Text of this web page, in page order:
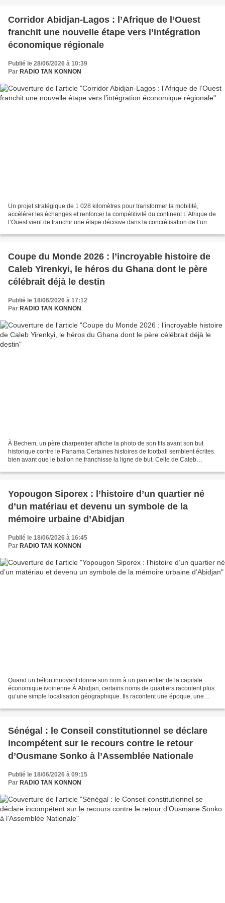
Corridor Abidjan-Lagos : l’Afrique de l’Ouest
franchit une nouvelle étape vers l’intégration
économique régionale
Publié le 28/06/2026 à 10:39
Par RADIO TAN KONNON
Un projet stratégique de 1 028 kilomètres pour transformer la mobilité,
accélérer les échanges et renforcer la compétitivité du continent L’Afrique de
l’Ouest vient de franchir une étape décisive dans la concrétisation de l’un de
Coupe du Monde 2026 : l’incroyable histoire de
Caleb Yirenkyi, le héros du Ghana dont le père
célébrait déjà le destin
Publié le 18/06/2026 à 17:12
Par RADIO TAN KONNON
À Bechem, un père charpentier affiche la photo de son fils avant son but
historique contre le Panama Certaines histoires de football semblent écrites
bien avant que le ballon ne franchisse la ligne de but. Celle de Caleb
Yopougon Siporex : l’histoire d’un quartier né
d’un matériau et devenu un symbole de la
mémoire urbaine d’Abidjan
Publié le 18/06/2026 à 16:45
Par RADIO TAN KONNON
Quand un béton innovant donne son nom à un pan entier de la capitale
économique ivoirienne À Abidjan, certains noms de quartiers racontent plus
qu’une simple localisation géographique. Ils racontent une époque, une
Sénégal : le Conseil constitutionnel se déclare
incompétent sur le recours contre le retour
d’Ousmane Sonko à l’Assemblée Nationale
Publié le 18/06/2026 à 09:15
Par RADIO TAN KONNON